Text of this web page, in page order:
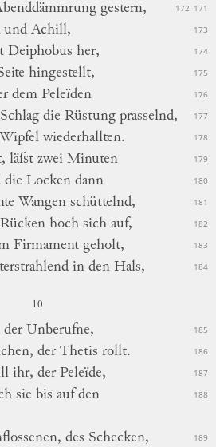
171
gestern, 172
und Achill, 173
Deiphobus her, 174
hingestellt, 175
dem Peleïden 176
die Rüstung prasselnd, 177
wiederhallten. 178
läſst zwei Minuten 179
Locken dann 180
Wangen schüttelnd, 181
hoch sich auf, 182
Firmament geholt, 183
in den Hals, 184
10
der Unberufne, 185
der Thetis rollt. 186
ihr, der Peleïde, 187
sie bis auf den 188
des Schecken,
189